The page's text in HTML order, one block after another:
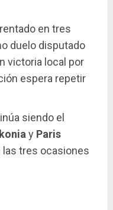
en tres
duelo disputado
victoria local por
espera repetir
siendo el
y Paris
las tres ocasiones